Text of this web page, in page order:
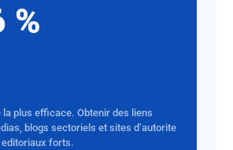
%
la plus efficace. Obtenir des liens
blogs sectoriels et sites d’autorite
editoriaux forts.